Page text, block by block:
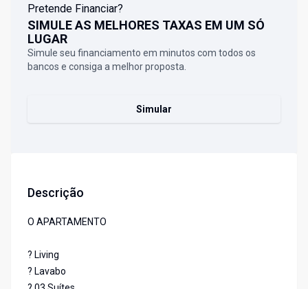
Pretende Financiar?
SIMULE AS MELHORES TAXAS EM UM SÓ
LUGAR
Simule seu financiamento em minutos com todos os
bancos e consiga a melhor proposta.
Simular
Descrição
O APARTAMENTO
? Living
? Lavabo